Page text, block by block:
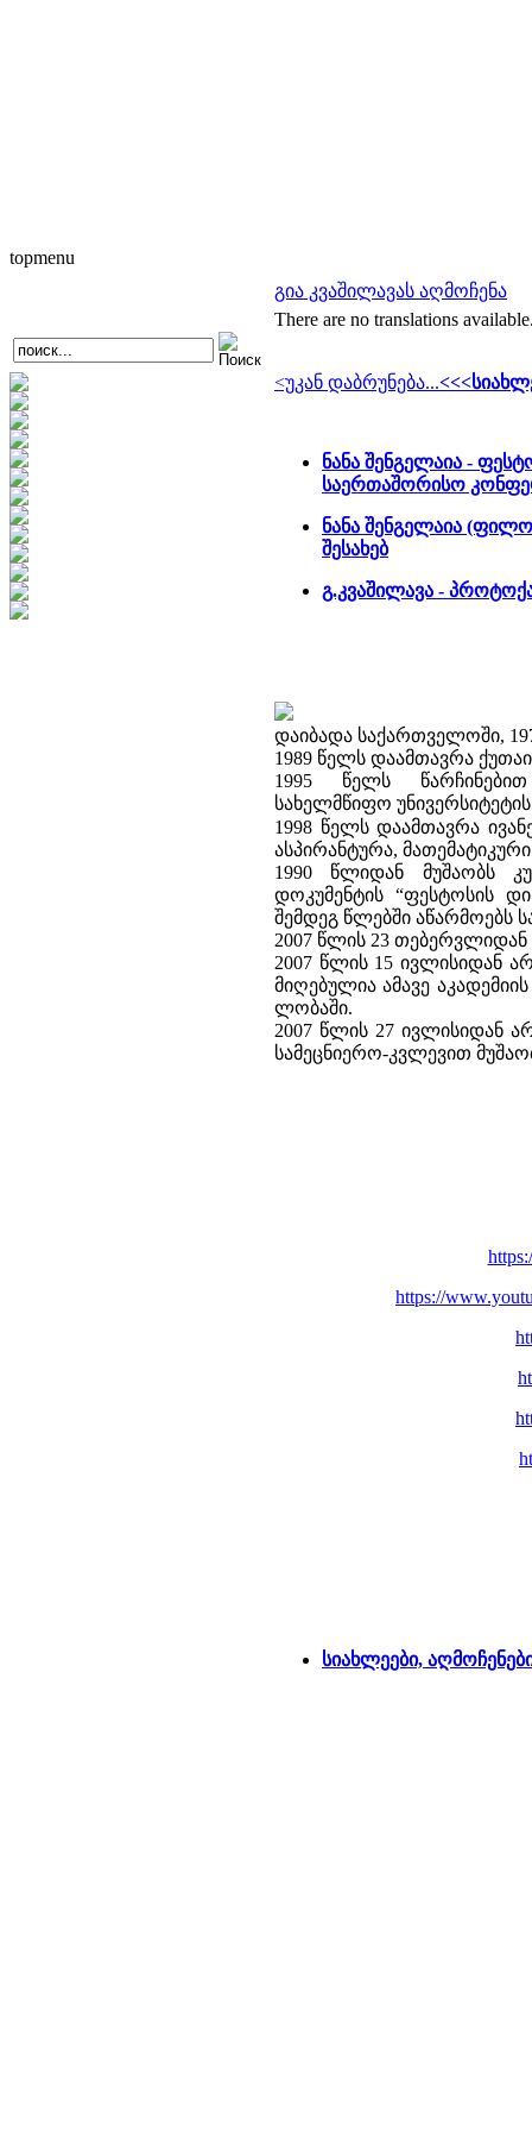
topmenu
გია კვაშილავას აღმოჩენა
There are no translations
<უკან დაბრუნება...
ნანა შენგელაია -
საერთაშორისო
ნანა შენგელაია
შესახებ
გ.კვაშილავა -
დაიბადა საქართველოში,
1989 წელს დაამთავრა
1995 წელს
სახელმწიფო
1998 წელს დაამთავრა
ასპირანტურა,
1990 წლიდან მუშაობს
დოკუმენტის “ფესტოსის
შემდეგ წლებში აწარმოებს
2007 წლის 23 თებერვლიდან
2007 წლის 15 ივლისიდან
მიღებულია ამავე
ლობაში.
2007 წლის 27 ივლისიდან
სამეცნიერო-კვლევით
https://
სიახლეები,